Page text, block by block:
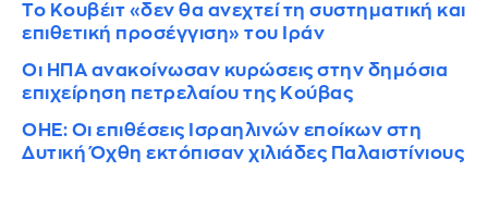
Το Κουβέιτ «δεν θα ανεχτεί τη συστηματική και
επιθετική προσέγγιση» του Ιράν
Οι ΗΠΑ ανακοίνωσαν κυρώσεις στην δημόσια
επιχείρηση πετρελαίου της Κούβας
ΟΗΕ: Οι επιθέσεις Ισραηλινών εποίκων στη
Δυτική Όχθη εκτόπισαν χιλιάδες Παλαιστίνιους